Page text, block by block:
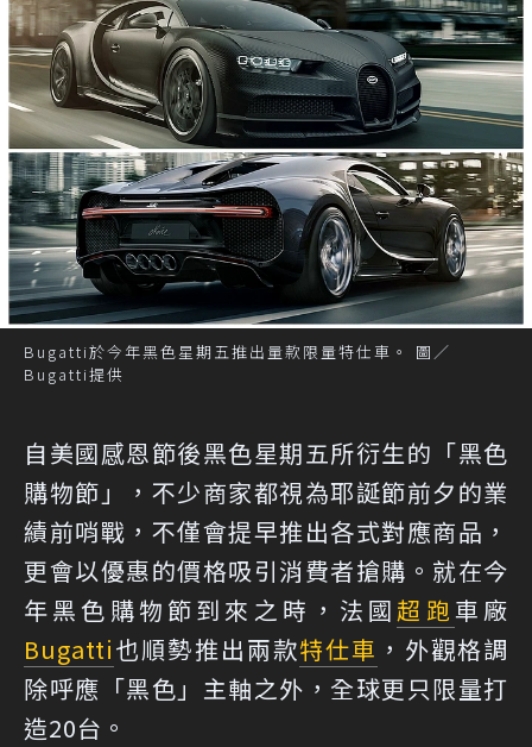
Bugatti於今年黑色星期五推出量款限量特仕車。 圖／
Bugatti提供
自美國感恩節後黑色星期五所衍生的「黑色
購物節」，不少商家都視為耶誕節前夕的業
績前哨戰，不僅會提早推出各式對應商品，
更會以優惠的價格吸引消費者搶購。就在今
年黑色購物節到來之時，法國 超跑車廠
Bugatti也順勢推出兩款特仕車 ，外觀格調
除呼應「黑色」主軸之外，全球更只限量打
造20台。